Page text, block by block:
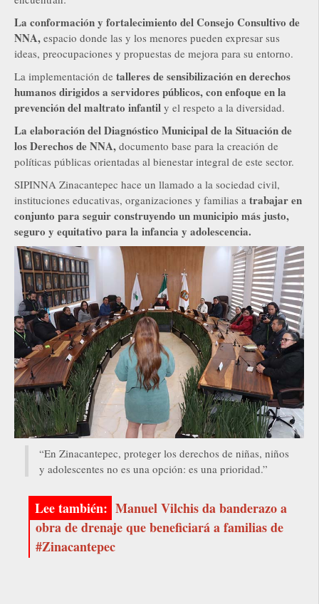
La conformación y fortalecimiento del Consejo Consultivo de
NNA, espacio donde las y los menores pueden expresar sus
ideas, preocupaciones y propuestas de mejora para su entorno.
La implementación de talleres de sensibilización en derechos
humanos dirigidos a servidores públicos, con enfoque en la
prevención del maltrato infantil y el respeto a la diversidad.
La elaboración del Diagnóstico Municipal de la Situación de
los Derechos de NNA, documento base para la creación de
políticas públicas orientadas al bienestar integral de este sector.
SIPINNA Zinacantepec hace un llamado a la sociedad civil,
instituciones educativas, organizaciones y familias a trabajar en
conjunto para seguir construyendo un municipio más justo,
seguro y equitativo para la infancia y adolescencia.
“En Zinacantepec, proteger los derechos de niñas, niños
y adolescentes no es una opción: es una prioridad.”
Manuel Vilchis da banderazo a
obra de drenaje que beneficiará a familias de
#Zinacantepec